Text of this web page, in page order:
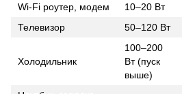
Wi-Fi роутер, модем 10–20 Вт
Телевизор
50–120 Вт
Холодильник
100–200
Вт (пуск
выше)